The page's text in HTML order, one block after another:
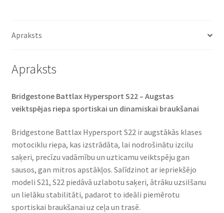
daudzums
Apraksts
Apraksts
Bridgestone Battlax Hypersport S22 – Augstas
veiktspējas riepa sportiskai un dinamiskai braukšanai​
Bridgestone Battlax Hypersport S22 ir augstākās klases
motociklu riepa, kas izstrādāta, lai nodrošinātu izcilu
saķeri, precīzu vadāmību un uzticamu veiktspēju gan
sausos, gan mitros apstākļos. Salīdzinot ar iepriekšējo
modeli S21, S22 piedāvā uzlabotu saķeri, ātrāku uzsilšanu
un lielāku stabilitāti, padarot to ideāli piemērotu
sportiskai braukšanai uz ceļa un trasē.​